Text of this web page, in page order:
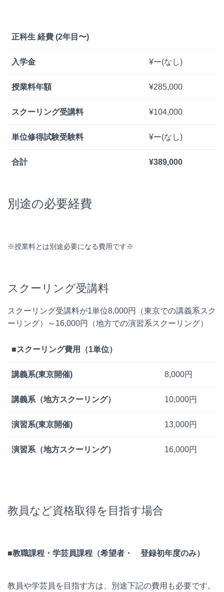
正科生 経費 (2年目〜)
入学金 ¥ー(なし)
授業料年額 ¥285,000
スクーリング受講料 ¥104,000
単位修得試験受験料 ¥ー(なし)
合計 ¥389,000
別途の必要経費
※授業料とは別途必要になる費用です※
スクーリング受講料
スクーリング受講料が1単位8,000円（東京での講義系スク
ーリング）～16,000円（地方での演習系スクーリング）
■スクーリング費用（1単位）
講義系(東京開催) 8,000円
講義系（地方スクーリング） 10,000円
演習系(東京開催) 13,000円
演習系（地方スクーリング） 16,000円
教員など資格取得を目指す場合
■教職課程・学芸員課程（希望者・ 登録初年度のみ）
教員や学芸員を目指す方は、別途下記の費用も必要です。